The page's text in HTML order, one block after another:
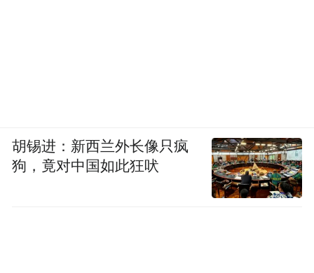
胡锡进：新西兰外长像只疯
狗，竟对中国如此狂吠